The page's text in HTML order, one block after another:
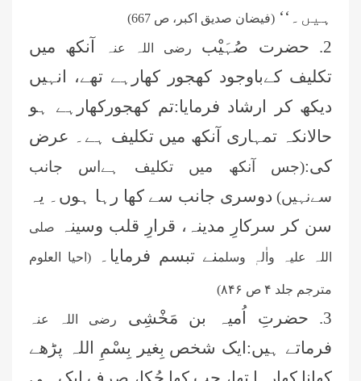
ہیں۔‘‘ (فیضان صدیق اکبر، ص 667)
2. حضرت صُہَیْب رضی اللہ عنہ
آنکھ میں
تکلیف کےباوجود کھجور کھارہے تھے، انہیں
دیکھ کر ارشاد فرمایا:تم کھجورکھارہے ہو
حالانکہ تمہاری آنکھ میں تکلیف ہے۔ عرض
کی:(جس آنکھ میں تکلیف ہےاس جانب
سےنہیں)دوسری جانب سے کھا رہا ہوں۔ یہ
سن کر سرکارِ مدینہ، قرارِ قلب وسینہ
صلی
اللہ علیہ واٰلہٖ وسلمنے تبسم فرمایا۔ (احیا العلوم
مترجم جلد ۴ ص ۸۴۶)
3. حضرتِ اُمیہ بن مَخْشِی رضی اللہ عنہ
فرماتے ہیں:ایک شخص بِغیر بِسْمِ اللہ پڑھے